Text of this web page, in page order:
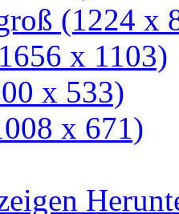
(1224 x
x 1103)
x 533)
x 671)